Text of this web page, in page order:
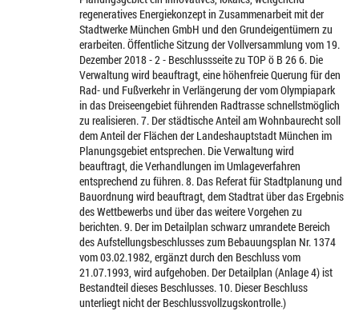
regeneratives Energiekonzept in Zusammenarbeit mit der
Stadtwerke München GmbH und den Grundeigentümern zu
erarbeiten. Öffentliche Sitzung der Vollversammlung vom 19.
Dezember 2018 - 2 - Beschlussseite zu TOP ö B 26 6. Die
Verwaltung wird beauftragt, eine höhenfreie Querung für den
Rad- und Fußverkehr in Verlängerung der vom Olympiapark
in das Dreiseengebiet führenden Radtrasse schnellstmöglich
zu realisieren. 7. Der städtische Anteil am Wohnbaurecht soll
dem Anteil der Flächen der Landeshauptstadt München im
Planungsgebiet entsprechen. Die Verwaltung wird
beauftragt, die Verhandlungen im Umlageverfahren
entsprechend zu führen. 8. Das Referat für Stadtplanung und
Bauordnung wird beauftragt, dem Stadtrat über das Ergebnis
des Wettbewerbs und über das weitere Vorgehen zu
berichten. 9. Der im Detailplan schwarz umrandete Bereich
des Aufstellungsbeschlusses zum Bebauungsplan Nr. 1374
vom 03.02.1982, ergänzt durch den Beschluss vom
21.07.1993, wird aufgehoben. Der Detailplan (Anlage 4) ist
Bestandteil dieses Beschlusses. 10. Dieser Beschluss
unterliegt nicht der Beschlussvollzugskontrolle.)